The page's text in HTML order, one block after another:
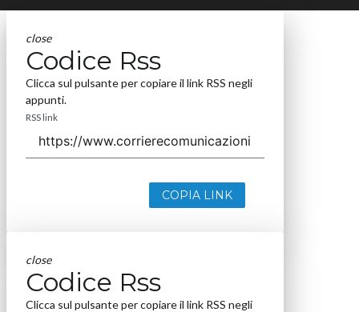
close
Codice Rss
Clicca sul pulsante per copiare il link RSS negli
appunti.
RSS link
COPIA LINK
close
Codice Rss
Clicca sul pulsante per copiare il link RSS negli